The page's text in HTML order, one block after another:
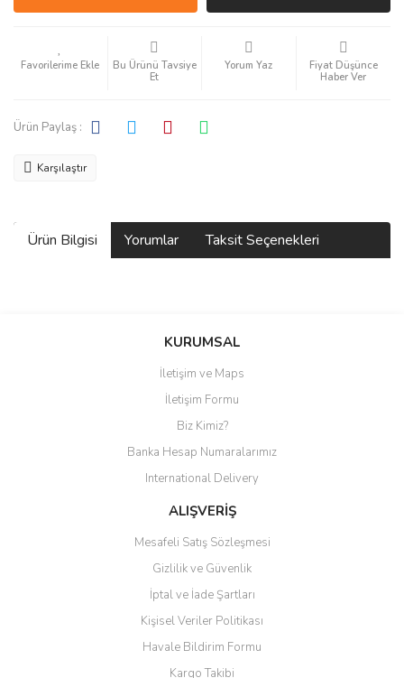
Bu Ürünü Tavsiye
Et
Yorum Yaz
Fiyat Düşünce
Haber Ver
Ürün Paylaş :
Karşılaştır
Ürün Bilgisi Yorumlar Taksit Seçenekleri
Bu ürüne ilk yorumu siz yapın!
Yorum Yaz
KURUMSAL
İletişim ve Maps
İletişim Formu
Biz Kimiz?
Banka Hesap Numaralarımız
International Delivery
ALIŞVERİŞ
Mesafeli Satış Sözleşmesi
Gizlilik ve Güvenlik
İptal ve İade Şartları
Kişisel Veriler Politikası
Havale Bildirim Formu
Kargo Takibi